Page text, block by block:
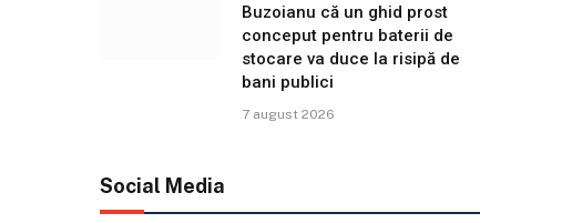
Buzoianu că un ghid prost
conceput pentru baterii de
stocare va duce la risipă de
bani publici
7 august 2026
Social Media